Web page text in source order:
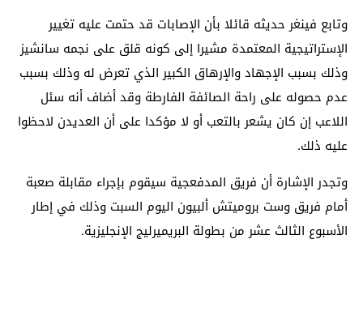
وتابع فينغر حديثه قائلا بأن الإصابات قد حتمت عليه تغيير
الإستراتيجية المعتمدة مشيرا إلى كونه قلق على نجمه سانشيز
وذلك بسبب الإجهاد والإرهاق الكبير الذي تعرض له وذلك بسبب
عدم حصوله على راحة الصائفة الفارطة وقد أضاف أنه سئل
اللاعب إن كان يشعر بالتعب أو لا مؤكدا على أن العديدن لاحظوا
عليه ذلك.
وتجدر الإشارة أن فريق المدفعجية سيقوم بإجراء مقابلة صعبة
أمام فريق وست بروميتش ألبيون اليوم السبت وذلك في إطار
الأسبوع الثالث عشر من بطولة البريميرليج الإنجليزية.